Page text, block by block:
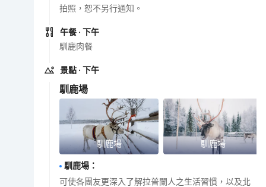
拍照，恕不另行通知。
午餐 · 下午
馴鹿肉餐
景點 · 下午
馴鹿場
馴鹿場 馴鹿場
馴鹿場 ：
可使各團友更深入了解拉普闌人之生活習慣，以及北